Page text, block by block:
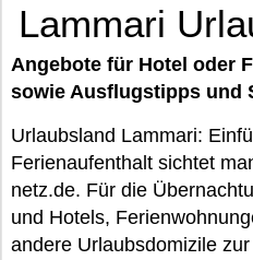
Lammari
Angebote für Hotel oder
sowie Ausflugstipps und
Urlaubsland Lammari:
Ferienaufenthalt sichtet
netz.de. Für die
und Hotels,
andere Urlaubsdomizile